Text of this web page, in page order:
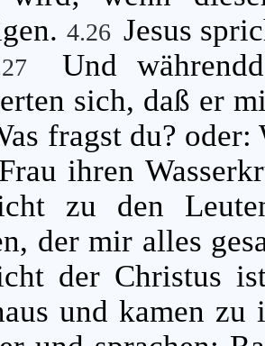
4.26 Jesus
Und
sich, daß er
fragst du?
ihren
zu den
der mir alles
der Christus
und kamen